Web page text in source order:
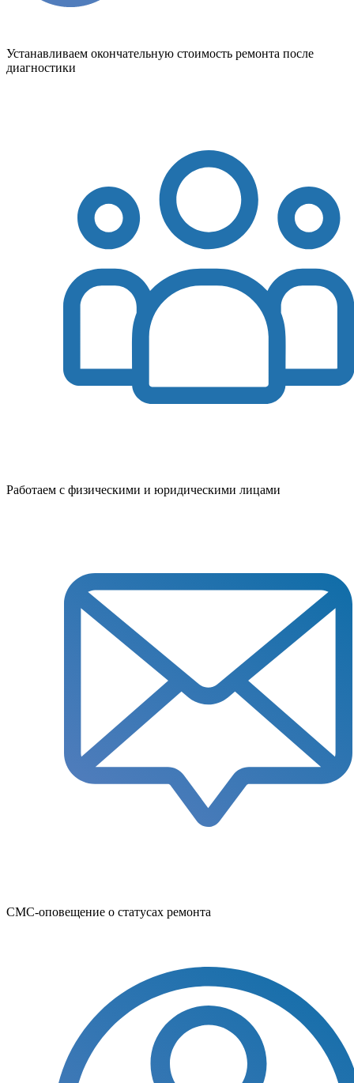
Устанавливаем окончательную стоимость ремонта после
диагностики
Работаем с физическими и юридическими лицами
СМС-оповещение о статусах ремонта